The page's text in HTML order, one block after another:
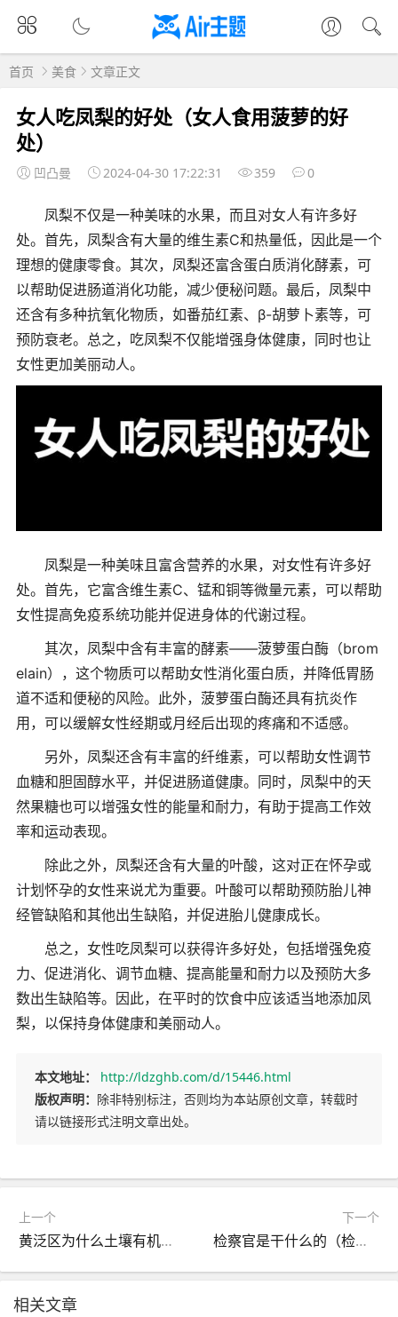
首页 美食 文章正文
女人吃凤梨的好处（女人食用菠萝的好
处）
凹凸曼 2024-04-30 17:22:31 359 0
凤梨不仅是一种美味的水果，而且对女人有许多好
处。首先，凤梨含有大量的维生素C和热量低，因此是一个
理想的健康零食。其次，凤梨还富含蛋白质消化酵素，可
以帮助促进肠道消化功能，减少便秘问题。最后，凤梨中
还含有多种抗氧化物质，如番茄红素、β-胡萝卜素等，可
预防衰老。总之，吃凤梨不仅能增强身体健康，同时也让
女性更加美丽动人。
凤梨是一种美味且富含营养的水果，对女性有许多好
处。首先，它富含维生素C、锰和铜等微量元素，可以帮助
女性提高免疫系统功能并促进身体的代谢过程。
其次，凤梨中含有丰富的酵素——菠萝蛋白酶（brom
elain），这个物质可以帮助女性消化蛋白质，并降低胃肠
道不适和便秘的风险。此外，菠萝蛋白酶还具有抗炎作
用，可以缓解女性经期或月经后出现的疼痛和不适感。
另外，凤梨还含有丰富的纤维素，可以帮助女性调节
血糖和胆固醇水平，并促进肠道健康。同时，凤梨中的天
然果糖也可以增强女性的能量和耐力，有助于提高工作效
率和运动表现。
除此之外，凤梨还含有大量的叶酸，这对正在怀孕或
计划怀孕的女性来说尤为重要。叶酸可以帮助预防胎儿神
经管缺陷和其他出生缺陷，并促进胎儿健康成长。
总之，女性吃凤梨可以获得许多好处，包括增强免疫
力、促进消化、调节血糖、提高能量和耐力以及预防大多
数出生缺陷等。因此，在平时的饮食中应该适当地添加凤
梨，以保持身体健康和美丽动人。
本文地址：
http://ldzghb.com/d/15446.html
版权声明： 除非特别标注，否则均为本站原创文章，转载时
请以链接形式注明文章出处。
上一个
黄泛区为什么土壤有机碳含量低
下一个
检察官是干什么的（检察官职责是什么）
相关文章